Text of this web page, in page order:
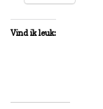
Vind ik leuk: